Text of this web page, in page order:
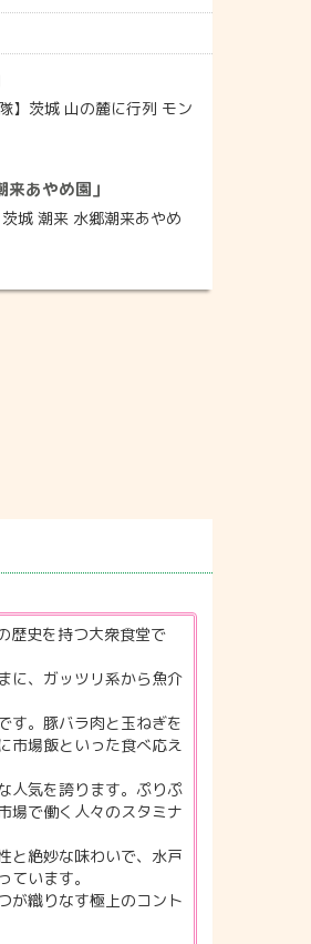
】茨城 山の麓に行列 モン
来あやめ園」
城 潮来 水郷潮来あやめ
歴史を持つ大衆食堂で
に、ガッツリ系から魚介
す。豚バラ肉と玉ねぎを
市場飯といった食べ応え
人気を誇ります。ぷりぷ
場で働く人々のスタミナ
と絶妙な味わいで、水戸
います。
が織りなす極上のコント